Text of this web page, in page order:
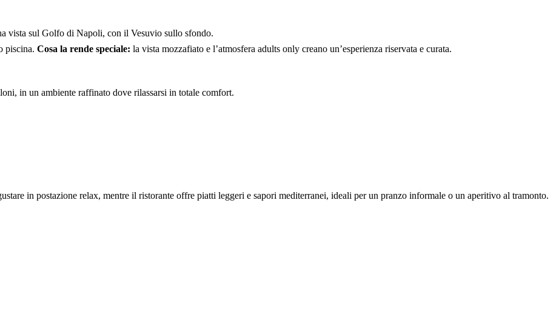
vista sul Golfo di Napoli, con il Vesuvio sullo sfondo.
piscina. Cosa la rende speciale: la vista mozzafiato e l’atmosfera adults only creano un’esperienza riservata e curata.
in un ambiente raffinato dove rilassarsi in totale comfort.
in postazione relax, mentre il ristorante offre piatti leggeri e sapori mediterranei, ideali per un pranzo informale o un aperitivo al tramonto.